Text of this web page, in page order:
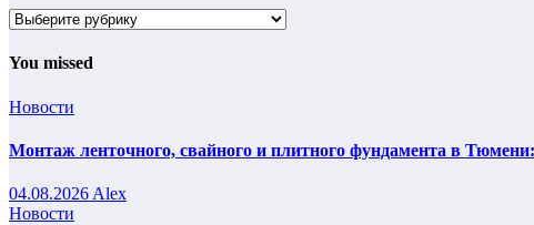
Рубрики
You missed
Новости
Монтаж ленточного, свайного и плитного фундамента в
04.08.2026 Alex
Новости